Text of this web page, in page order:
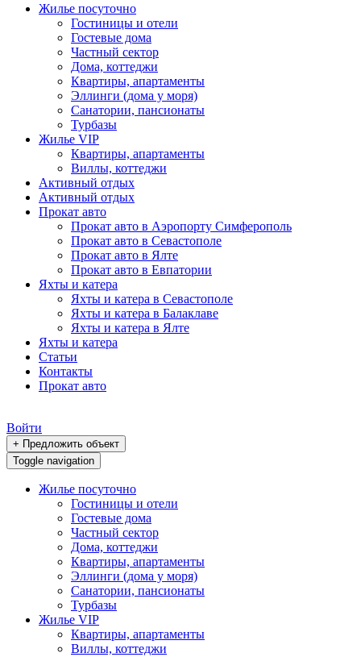
Жилье посуточно
Гостиницы и отели
Гостевые дома
Частный сектор
Дома, коттеджи
Квартиры, апартаменты
Эллинги (дома у моря)
Санатории, пансионаты
Турбазы
Жилье VIP
Квартиры, апартаменты
Виллы, коттеджи
Активный отдых
Активный отдых
Прокат авто
Прокат авто в Аэропорту Симферополь
Прокат авто в Севастополе
Прокат авто в Ялте
Прокат авто в Евпатории
Яхты и катера
Яхты и катера в Севастополе
Яхты и катера в Балаклаве
Яхты и катера в Ялте
Яхты и катера
Статьи
Контакты
Прокат авто
Войти
+ Предложить объект
Toggle navigation
Жилье посуточно
Гостиницы и отели
Гостевые дома
Частный сектор
Дома, коттеджи
Квартиры, апартаменты
Эллинги (дома у моря)
Санатории, пансионаты
Турбазы
Жилье VIP
Квартиры, апартаменты
Виллы, коттеджи